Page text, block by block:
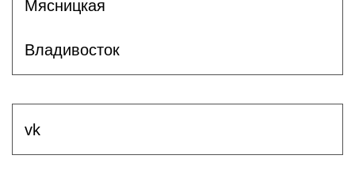
Мясницкая
Владивосток
vk